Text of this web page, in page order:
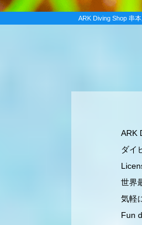
ARK Diving Shop 串
ARK
ダイ
世界
気軽
Fun